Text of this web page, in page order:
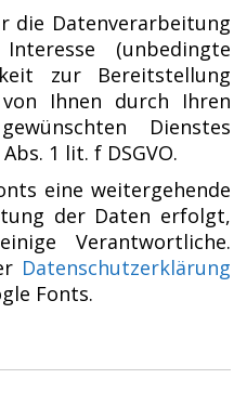
die Datenverarbeitung
(unbedingte
zur Bereitstellung
Ihnen durch Ihren
Dienstes
1 lit. f DSGVO.
eine weitergehende
der Daten erfolgt,
Verantwortliche.
Datenschutzerklärung
Fonts.